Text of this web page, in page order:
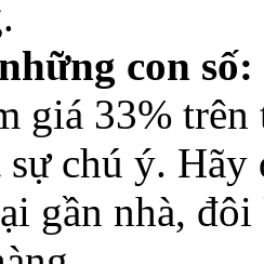
con số:
giá 33% trên
sự chú ý.
gần nhà,